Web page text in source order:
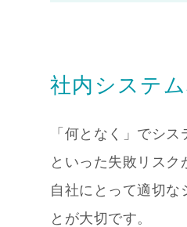
社内システ
「何となく」でシ
といった失敗リスク
自社にとって適切な
とが大切です。